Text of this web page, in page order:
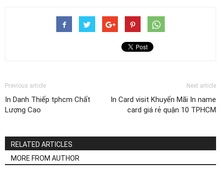
Previous article
In Danh Thiếp tphcm Chất
Lượng Cao
Next article
In Card visit Khuyến Mãi In name
card giá rẻ quận 10 TPHCM
RELATED ARTICLES
MORE FROM AUTHOR